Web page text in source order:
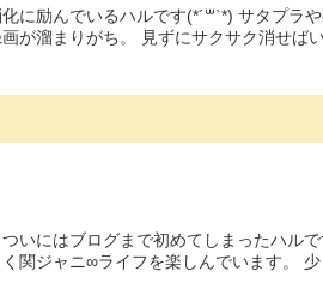
に励んでいるハルです(*´꒳`*) サタプラ
が溜まりがち。 見ずにサクサク消せば
いにはブログまで初めてしまったハルで
関ジャニ∞ライフを楽しんでいます。